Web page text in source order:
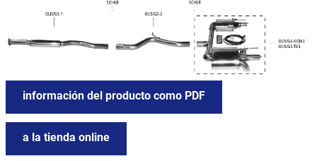
información del producto como PDF
a la tienda online